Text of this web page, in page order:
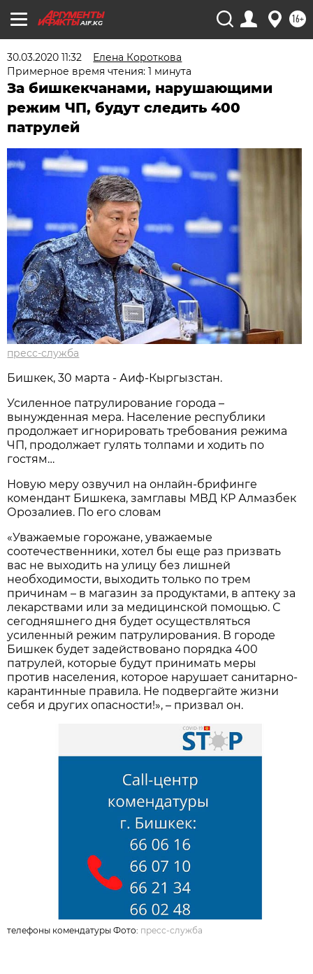
AIF.KG 16+
30.03.2020 11:32
Елена Короткова
Примерное время чтения: 1 минута
За бишкекчанами, нарушающими
режим ЧП, будут следить 400
патрулей
пресс-служба
Бишкек, 30 марта - Аиф-Кыргызстан.
Усиленное патрулирование города –
вынужденная мера. Население республики
продолжает игнорировать требования режима
ЧП, продолжает гулять толпами и ходить по
гостям…
Новую меру озвучил на онлайн-брифинге
комендант Бишкека, замглавы МВД КР Алмазбек
Орозалиев. По его словам
«Уважаемые горожане, уважаемые
соотечественники, хотел бы еще раз призвать
вас не выходить на улицу без лишней
необходимости, выходить только по трем
причинам – в магазин за продуктами, в аптеку за
лекарствами или за медицинской помощью. С
сегодняшнего дня будет осуществляться
усиленный режим патрулирования. В городе
Бишкек будет задействовано порядка 400
патрулей, которые будут принимать меры
против населения, которое нарушает санитарно-
карантинные правила. Не подвергайте жизни
себя и других опасности!», – призвал он.
телефоны комендатуры Фото: пресс-служба